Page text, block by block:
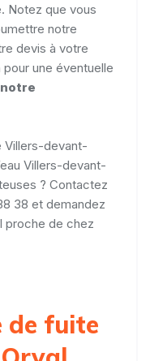
Notez que vous
notre
devis à votre
une éventuelle
Villers-devant-
Villers-devant-
? Contactez
38 et demandez
proche de chez
de fuite